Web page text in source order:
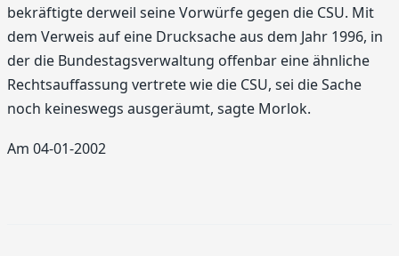
bekräftigte derweil seine Vorwürfe gegen die CSU. Mit
dem Verweis auf eine Drucksache aus dem Jahr 1996, in
der die Bundestagsverwaltung offenbar eine ähnliche
Rechtsauffassung vertrete wie die CSU, sei die Sache
noch keineswegs ausgeräumt, sagte Morlok.
Am 04-01-2002